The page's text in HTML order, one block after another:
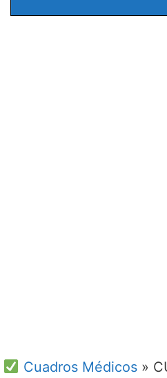
Cuadros Médicos»